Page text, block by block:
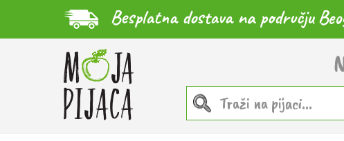
Besplatna dostava na području